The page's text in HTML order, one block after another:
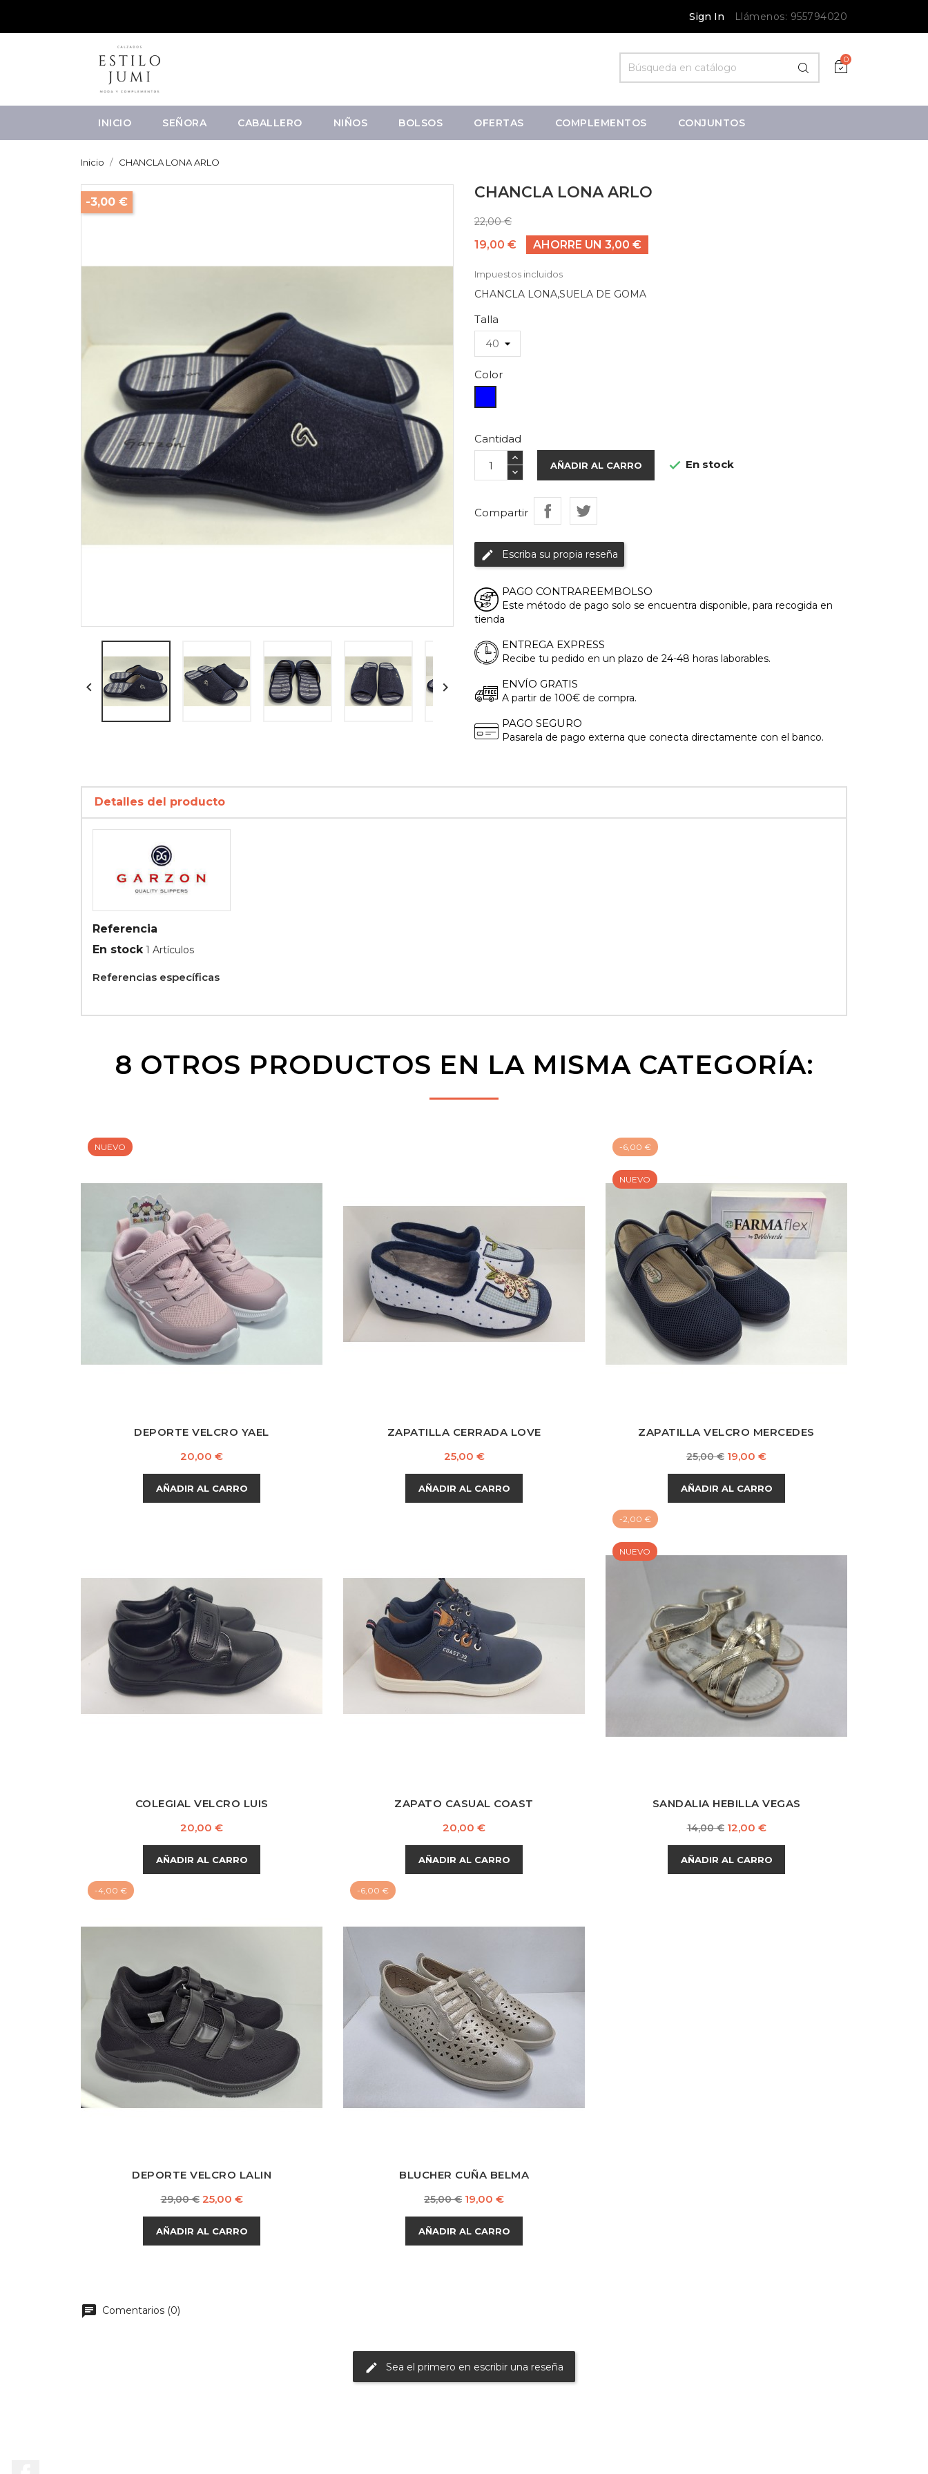
Sign In Llámenos: 955794020
0
INICIO SEÑORA CABALLERO NIÑOS BOLSOS OFERTAS COMPLEMENTOS CONJUNTOS
Inicio CHANCLA LONA ARLO
-3,00 €
 
CHANCLA LONA ARLO
22,00 €
19,00 € AHORRE UN 3,00 €
Impuestos incluidos
CHANCLA LONA,SUELA DE GOMA
Talla
Color
Marino
Cantidad
AÑADIR AL CARRO  En stock
Compartir
edit Escriba su propia reseña
PAGO CONTRAREEMBOLSO
Este método de pago solo se encuentra disponible, para recogida en
tienda
ENTREGA EXPRESS
Recibe tu pedido en un plazo de 24-48 horas laborables.
ENVÍO GRATIS
A partir de 100€ de compra.
PAGO SEGURO
Pasarela de pago externa que conecta directamente con el banco.
Detalles del producto
Referencia
En stock 1 Artículos
Referencias específicas
8 OTROS PRODUCTOS EN LA MISMA CATEGORÍA:
NUEVO
Azul
Marino
Rosa
DEPORTE VELCRO YAEL
Precio
20,00 €
AÑADIR AL CARRO
Gris
Azul
Marino
ZAPATILLA CERRADA LOVE
Precio
25,00 €
AÑADIR AL CARRO
-6,00 €
NUEVO
Azul
Marino
Arena
ZAPATILLA VELCRO MERCEDES
Precio
25,00 € Precio
19,00 €
AÑADIR AL CARRO
COLEGIAL VELCRO LUIS
Precio
20,00 €
AÑADIR AL CARRO
Azul
Marino
Camel
ZAPATO CASUAL COAST
Precio
20,00 €
AÑADIR AL CARRO
-2,00 €
NUEVO
BlancoOro
SANDALIA HEBILLA VEGAS
Precio
14,00 € Precio
12,00 €
AÑADIR AL CARRO
-4,00 €
Negro
DEPORTE VELCRO LALIN
Precio
29,00 € Precio
25,00 €
AÑADIR AL CARRO
-6,00 €
PLATINO
BLUCHER CUÑA BELMA
Precio
25,00 € Precio
19,00 €
AÑADIR AL CARRO
chat Comentarios (0)
edit Sea el primero en escribir una reseña